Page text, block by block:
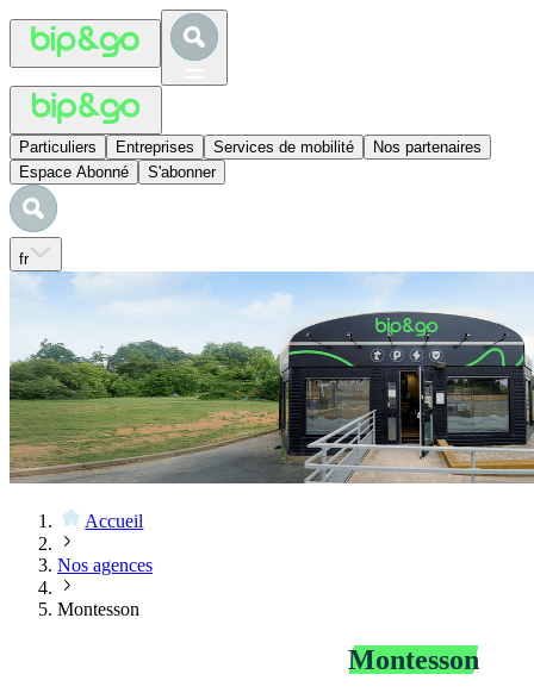
Particuliers Entreprises Services de mobilité
Nos partenaires
Espace Abonné
S'abonner
fr
Accueil
Nos agences
Montesson
Montesson